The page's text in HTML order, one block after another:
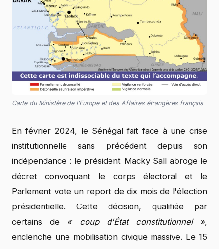
Carte du Ministère de l’Europe et des Affaires étrangères français
En février 2024, le Sénégal fait face à une crise
institutionnelle sans précédent depuis son
indépendance : le président Macky Sall abroge le
décret convoquant le corps électoral et le
Parlement vote un report de dix mois de l'élection
présidentielle. Cette décision, qualifiée par
certains de « coup d'État constitutionnel »,
enclenche une mobilisation civique massive. Le 15